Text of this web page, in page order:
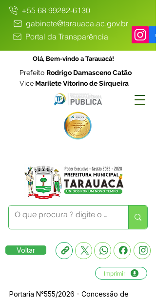
+55 68 99282-6130
gabinete@tarauaca.ac.gov.br
Portal da Transparência
Olá, Bem-vindo a Tarauacá!
Prefeito Rodrigo Damasceno Catão
Vice Marilete Vitorino de Sirqueira
Voltar
Imprimir
Portaria N°555/2026 - Concessão de